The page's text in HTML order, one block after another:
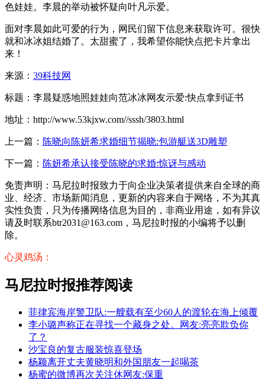
色娃娃。李晨的举动被怀疑向叶凡示爱。
面对李晨如此可爱的行为，网民们留下信息来获取许可。很快
就和冰冰姐结婚了。太甜蜜了，我希望你能快点把卡片拿出
来！
来源： 39科技网
标题：李晨疑惑地照娃娃向范冰冰网友示爱:快点拿到证书
地址：http://www.53kjxw.com//sssh/3803.html
上一篇： 陈晓向陈妍希求婚细节揭晓:包游艇送3D雕塑
下一篇： 陈妍希承认接受陈晓的求婚:惊讶与感动
免责声明：马尼拉时报致力于向企业决策者提供来自全球的商
业、经济、市场新闻消息，更新的内容来自于网络，不为其真
实性负责，只为传播网络信息为目的，非商业用途，如有异议
请及时联系btr2031@163.com，马尼拉时报的小编将予以删
除。
心灵鸡汤：
马尼拉时报推荐阅读
菲律宾海岸警卫队:一艘载有至少60人的渡轮在海上倾覆
李小璐声称正在寻找一个藏身之处。网友:亮亮欺负你
了？
沙宝良的复古服装惊喜登场
杨颖离开丈夫黄晓明和外国朋友一起喝茶
杨蜜的微博再次关注休网友:保重